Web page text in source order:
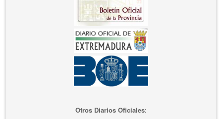
Otros Diarios Oficiales: